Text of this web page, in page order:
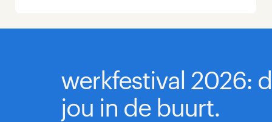
Personeel & Organisatie 0
Supply chain & procurement 0
werkfestival 2026:
jou in de buurt.